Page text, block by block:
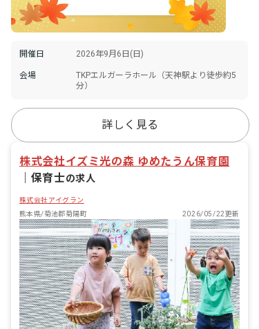
開催日 2026年9月6日(日)
会場
TKPエルガーラホール（天神駅より徒歩約5
分）
詳しく見る
株式会社イズミ光の森 ゆめたうん保育園
保育士の求人
株式会社アイグラン
熊本県/菊池郡菊陽町
2026/05/22更新